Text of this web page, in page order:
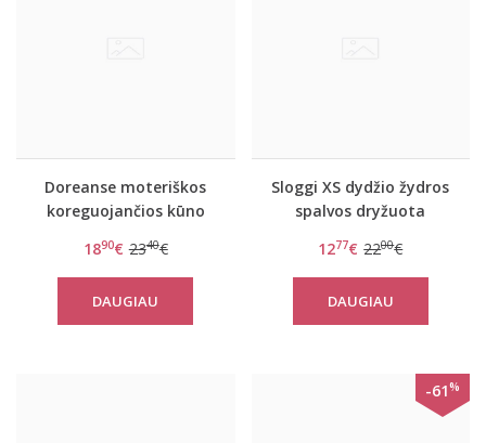
Doreanse moteriškos
koreguojančios kūno
1890€ 2340€
DAUGIAU
Sloggi XS dydžio žydros
spalvos dryžuota
Plus HP
1277€ 2200€
DAUGIAU
-61%